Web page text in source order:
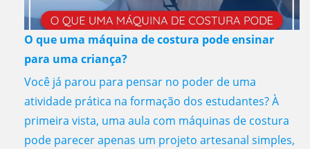
O que uma máquina de costura pode ensinar
para uma criança?
Você já parou para pensar no poder de uma
atividade prática na formação dos estudantes? À
primeira vista, uma aula com máquinas de costura
pode parecer apenas um projeto artesanal simples,